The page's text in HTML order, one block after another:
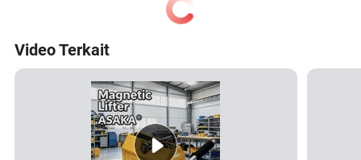
tidak mudah berubah bentuk dan pecah
Terbuat dari baja mangan, berlapis karet, berlapis krom,
anti-gelincir dan anti-bentur
3, BAUT KESELAMATAN
Mudah memperbaiki gagang, meningkatkan efisiensi
kerja, dan menggunakan dengan percaya diri
Video Terkait